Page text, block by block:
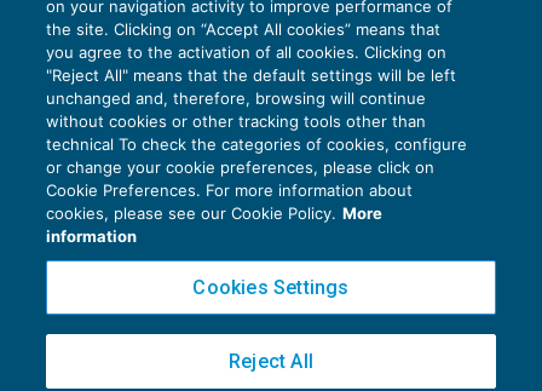
Conclusioni
Gli strumenti informatici di oggi e le tecniche di
business intelligence, affiancati alla flessibilità e
la completezza della BSC, permettono, anche alle
piccole e medie aziende,di affrontare il mercato
utilizzando, in misura adeguata alle proprie
tutte quelle tecniche che riescono a
dare dei vantaggi competitivialle grandi
27 Luglio 2026
di Diego BarberieStefano Dovier
Privacy Policy
Cookie Policy
Copyright 2016 ©Gruppo Euroconference S.p.A.v2.32.1
Piazza Luigi Einaudi, 10N01 - 20124 Milano - info@ecnews.it
on your navigation activity to improve performance of
the site. Clicking on “Accept All cookies” means that
you agree to the activation of all cookies. Clicking on
"Reject All" means that the default settings will be left
unchanged and, therefore, browsing will continue
without cookies or other tracking tools other than
technical To check the categories of cookies, configure
or change your cookie preferences, please click on
Cookie Preferences. For more information about
cookies, please see our Cookie Policy. More
information
Cookies Settings
Reject All